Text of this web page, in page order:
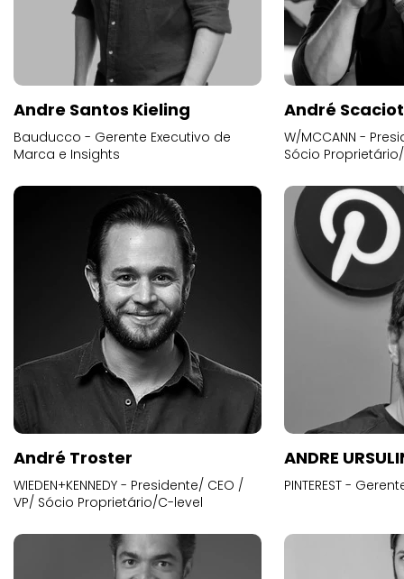
Andre Santos Kieling
Bauducco - Gerente Executivo de
Marca e Insights
André
W/MCCANN -
Sócio
André Troster
WIEDEN+KENNEDY - Presidente/ CEO /
VP/ Sócio Proprietário/C-level
ANDRE
PINTEREST -